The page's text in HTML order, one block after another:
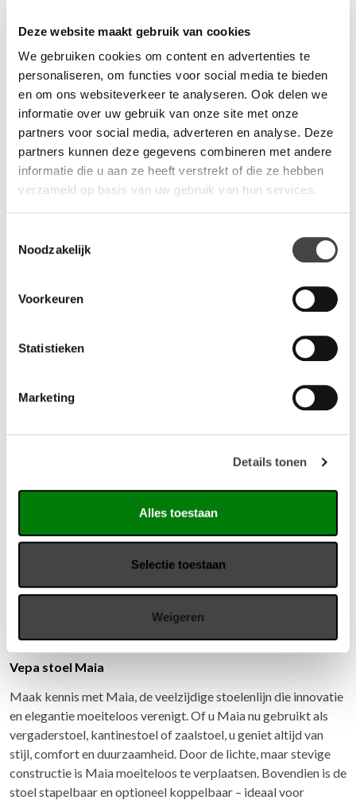
Deze website maakt gebruik van cookies
We gebruiken cookies om content en advertenties te
personaliseren, om functies voor social media te bieden
en om ons websiteverkeer te analyseren. Ook delen we
informatie over uw gebruik van onze site met onze
partners voor social media, adverteren en analyse. Deze
partners kunnen deze gegevens combineren met andere
informatie die u aan ze heeft verstrekt of die ze hebben
verzameld op basis van uw gebruik van hun services.
Noodzakelijk
Voorkeuren
Statistieken
Marketing
Details tonen
Alles toestaan
Selectie toestaan
Weigeren
uitstraling. Zo is de vergaderstoel in leer leverbaar, met
verlengde armleuningen of voorzien van een zacht rugkussen.
Het stalen frame is leverbaar in verchroomde uitvoering, of wil
aluminium gepoedercoat. Afhankelijk van de soort vloer wordt
de stel geleverd met kunststof glijders of met viltglijders. De
vergaderstoel kan tot 5 stuks gestapeld worden. Zoals u ziet
zijn er vele opties mogelijk, daarnaast heeft u volop keuze in
bekleding, zowel in kleur als materiaal. Onze adviseurs helpen u
graag met het maken van de juiste keuzes.
Wij staan u graag te woord via de telefoon.
073-8000266
Vepa stoel Maia
Maak kennis met Maia, de veelzijdige stoelenlijn die innovatie
en elegantie moeiteloos verenigt. Of u Maia nu gebruikt als
vergaderstoel, kantinestoel of zaalstoel, u geniet altijd van
stijl, comfort en duurzaamheid. Door de lichte, maar stevige
constructie is Maia moeiteloos te verplaatsen. Bovendien is de
stoel stapelbaar en optioneel koppelbaar – ideaal voor